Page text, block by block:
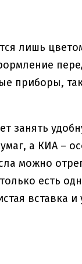
лишь
приборы,
занять
а КИА –
можно
есть
вставка